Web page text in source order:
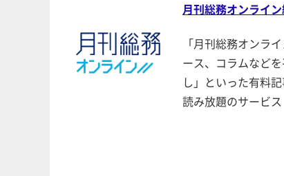
月刊総務オンライ
「月刊総務オンラ
ース、コラムなど
し」といった有料
読み放題のサービ